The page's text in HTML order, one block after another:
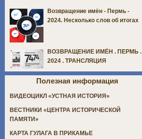
Возвращение имён - Пермь -
2024. Несколько слов об итогах
ВОЗВРАЩЕНИЕ ИМЁН . ПЕРМЬ .
2024 . ТРАНСЛЯЦИЯ
Полезная информация
ВИДЕОЦИКЛ «УСТНАЯ ИСТОРИЯ»
ВЕСТНИКИ «ЦЕНТРА ИСТОРИЧЕСКОЙ
ПАМЯТИ»
КАРТА ГУЛАГА В ПРИКАМЬЕ